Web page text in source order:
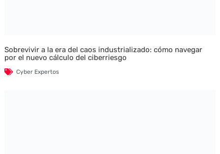
Sobrevivir a la era del caos industrializado: cómo navegar
por el nuevo cálculo del ciberriesgo
Cyber Expertos